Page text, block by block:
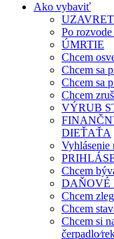
Ako vybaviť
Po
ÚMRTIE
Chcem
Chcem sa
Chcem sa
Chcem
VÝRUB
DIEŤAŤA
Vyhlásenie
Chcem
DAŇOVÉ
Chcem
Chcem
Chcem si